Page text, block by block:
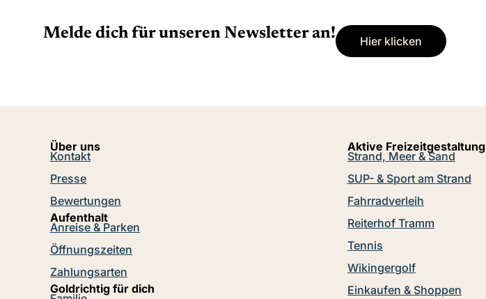
Melde dich für unseren Newsletter an! Hier klicken
Über uns
Kontakt
Presse
Bewertungen
Aufenthalt
Anreise & Parken
Öffnungszeiten
Zahlungsarten
Goldrichtig für dich
Aktive Freizeitgestaltung
Strand, Meer & Sand
SUP- & Sport am Strand
Fahrradverleih
Reiterhof Tramm
Tennis
Wikingergolf
Einkaufen & Shoppen